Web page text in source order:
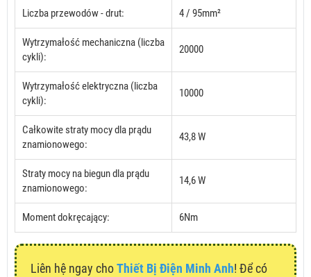
Liczba przewodów - drut: 4 / 95mm²
Wytrzymałość mechaniczna (liczba
cykli):
20000
Wytrzymałość elektryczna (liczba
cykli):
10000
Całkowite straty mocy dla prądu
znamionowego:
43,8 W
Straty mocy na biegun dla prądu
znamionowego:
14,6 W
Moment dokręcający: 6Nm
Liên hệ ngay choThiết Bị Điện Minh Anh! Để có